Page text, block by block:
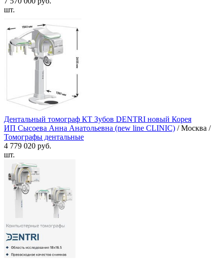
шт.
Дентальный томограф КТ Зубов DENTRI новый Корея
ИП Сысоева Анна Анатольевна (new line CLINIC) / Москва /
Томографы дентальные
4 779 020 руб.
шт.